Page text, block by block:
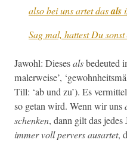
also bei uns artet dasals
Sag mal, hat­test Du son­st
Jawohl: Diesesalsbedeut­ed
maler­weise’,
Till: ‘ab und zu’). Es
so getan wird. Wenn wir uns
schenken, dann gilt das jedes
immer voll per­vers ausartet,